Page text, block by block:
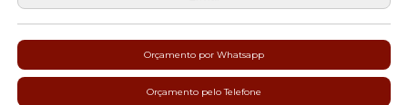
Orçamento por Whatsapp
Orçamento pelo Telefone